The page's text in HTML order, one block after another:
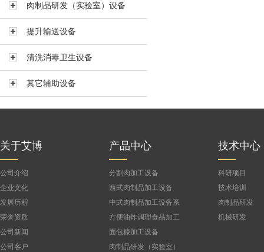
真空搅拌机BVBJ-150F
真空搅拌机BVBJ-300FS
真空搅拌机BVBJ-300
真空搅拌机BVBJ-500
真空搅拌机BVBJ-1500
肉制品研发（实验室）设备
提升输送设备
清洗消毒卫生设备
其它辅助设备
关于艾博
公司介绍
企业文化
发展历程
荣誉资质
公司新闻
公司客户
产品中心
分割肉加工设备
西式肉制品加工设备
中式肉制品加工设备系
列
方便油炸调理食品加工
设备
面包糠加工设备
肉制品研发（实验室）
技术中心
科研项目
技术培训
肉制品研发
机械研发